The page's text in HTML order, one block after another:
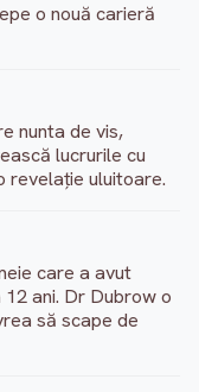
o nouă carieră
nunta de vis,
lucrurile cu
revelație uluitoare.
care a avut
ani. Dr Dubrow o
să scape de